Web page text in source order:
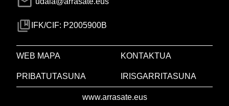
IFK/CIF: P2005900B
WEB MAPA KONTAKTUA
PRIBATUTASUNA IRISGARRITASUNA
www.arrasate.eus